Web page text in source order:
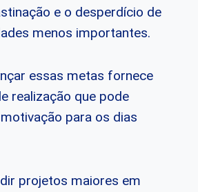
e o desperdício de
menos importantes.
essas metas fornece
realização que pode
para os dias
projetos maiores em